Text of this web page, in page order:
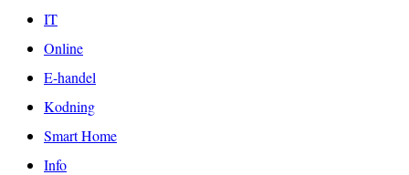
IT
Online
E-handel
Kodning
Smart Home
Info